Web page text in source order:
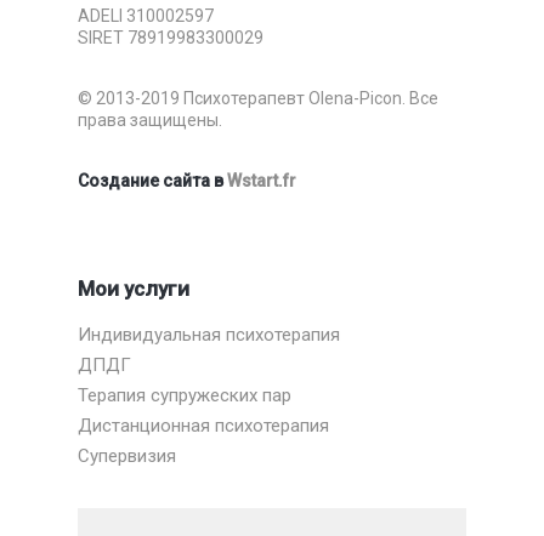
ADELI 310002597
SIRET 78919983300029
© 2013-2019 Психотерапевт Olena-Picon. Все
права защищены.
Создание сайта вWstart.fr
Мои услуги
Индивидуальная психотерапия
ДПДГ
Терапия супружеских пар
Дистанционная психотерапия
Супервизия